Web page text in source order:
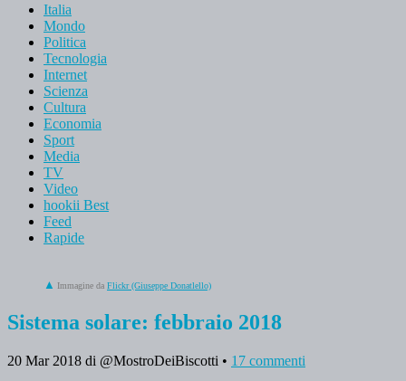
Italia
Mondo
Politica
Tecnologia
Internet
Scienza
Cultura
Economia
Sport
Media
TV
Video
hookii Best
Feed
Rapide
Immagine da Flickr (Giuseppe Donatlello)
Sistema solare: febbraio 2018
20 Mar 2018 di @MostroDeiBiscotti • 17 commenti